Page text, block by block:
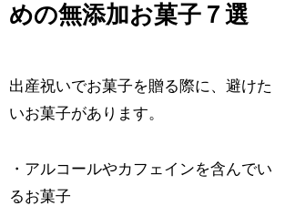
めの無添加お菓子７選
出産祝いでお菓子を贈る際に、避けた
いお菓子があります。
・アルコールやカフェインを含んでい
るお菓子